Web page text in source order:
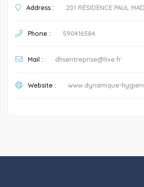
Address : 201 RÉSIDENCE PAUL
Phone : 590416584
Mail : dhsentreprise@live.fr
Website : www.dynamique-